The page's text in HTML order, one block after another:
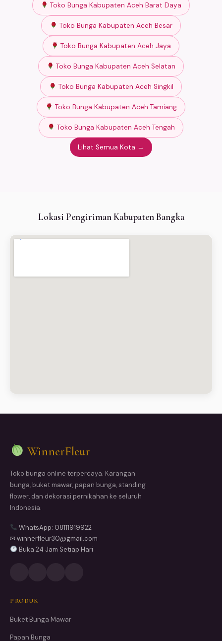
Toko Bunga Kabupaten Aceh Barat Daya
Toko Bunga Kabupaten Aceh Besar
Toko Bunga Kabupaten Aceh Jaya
Toko Bunga Kabupaten Aceh Selatan
Toko Bunga Kabupaten Aceh Singkil
Toko Bunga Kabupaten Aceh Tamiang
Toko Bunga Kabupaten Aceh Tengah
Lihat Semua Kota →
Lokasi Pengiriman Kabupaten Bangka
WinnerFleur
Toko bunga online terpercaya. Karangan
bunga, buket mawar, papan bunga, standing
flower, dan dekorasi pernikahan ke seluruh
Indonesia.
WhatsApp: 08111919922
✉ winnerfleur30@gmail.com
Buka 24 Jam Setiap Hari
PRODUK
Buket Bunga Mawar
Papan Bunga